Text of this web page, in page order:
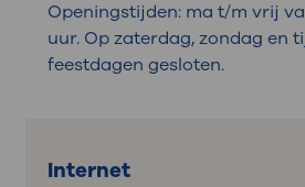
Openingstijden: ma t/m vrij
uur. Op zaterdag, zondag en
feestdagen gesloten.
Internet